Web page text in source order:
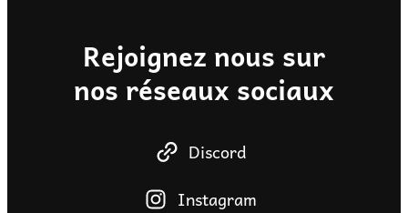
Rejoignez nous sur
nos réseaux sociaux
Discord
Instagram